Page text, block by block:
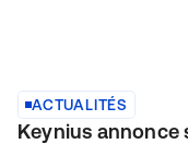
ACTUALITÉS
Keynius annonce